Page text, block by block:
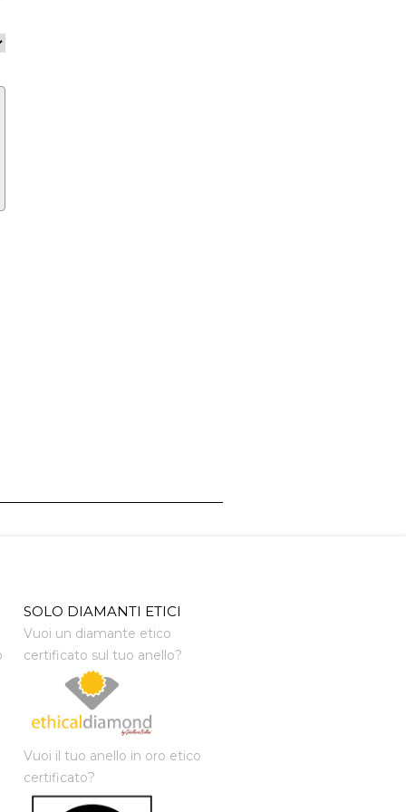
SOLO DIAMANTI ETICI
Vuoi un diamante etico
certificato sul tuo anello?
Vuoi il tuo anello in oro etico
certificato?